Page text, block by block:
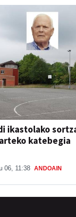
ikastolako
katebegia
06, 11:38 ANDOAIN